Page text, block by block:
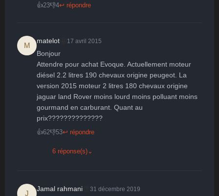
Surpris
👍23👎4↩ répondre
M
matelot 17 avril 2015
Bonjour
Attendre pour achat Evoque. Actuellement moteur
diésel 2.2 litres 190 chevaux origine peugeot. La
version 2015 moteur 2 litres 180 chevaux origine
jaguar land Rover moins lourd moins polluant moins
gourmand en carburant. Quant au
prix??????????????
👍62👎53↩ répondre
6 réponse(s) ⌄
J
Jamal rahmani 31 décembre 2019